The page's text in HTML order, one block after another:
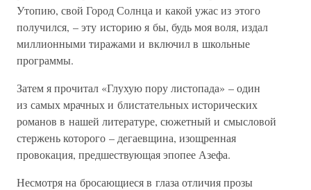
Утопию, свой Город Солнца и какой ужас из этого
получился, – эту историю я бы, будь моя воля, издал
миллионными тиражами и включил в школьные
программы.
Затем я прочитал «Глухую пору листопада» – один
из самых мрачных и блистательных исторических
романов в нашей литературе, сюжетный и смысловой
стержень которого – дегаевщина, изощренная
провокация, предшествующая эпопее Азефа.
Несмотря на бросающиеся в глаза отличия прозы